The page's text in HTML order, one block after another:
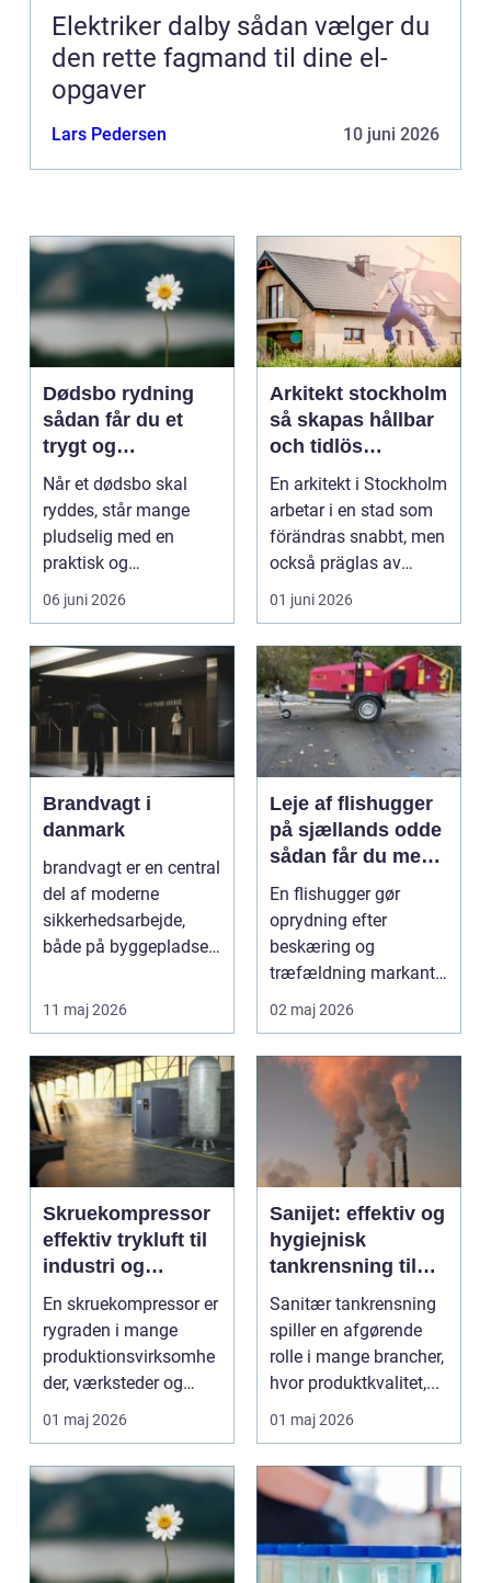
Elektriker dalby sådan vælger du
den rette fagmand til dine el-
opgaver
Lars Pedersen 10 juni 2026
Dødsbo rydning
sådan får du et
trygt og
respektfuldt forløb
Når et dødsbo skal
ryddes, står mange
pludselig med en
praktisk og
følelsesmæssig
opgave på én gang....
06 juni 2026
Arkitekt stockholm
så skapas hållbar
och tidlös
arkitektur i
huvudstaden
En arkitekt i Stockholm
arbetar i en stad som
förändras snabbt, men
också präglas av
starka historis...
01 juni 2026
Brandvagt i
danmark
brandvagt er en central
del af moderne
sikkerhedsarbejde,
både på byggepladser,
11 maj 2026
Leje af flishugger
på sjællands odde
sådan får du mest
ud af arbejdet
En flishugger gør
oprydning efter
beskæring og
træfældning markant
lettere. I stedet for at
bruge we...
02 maj 2026
Skruekompressor
effektiv trykluft til
industri og
værksted
En skruekompressor er
rygraden i mange
produktionsvirksomhe
der, værksteder og
autohuse. Den leverer
01 maj 2026
Sanijet: effektiv og
hygiejnisk
tankrensning til
krævende
industrier
Sanitær tankrensning
spiller en afgørende
rolle i mange brancher,
hvor produktkvalitet,...
01 maj 2026